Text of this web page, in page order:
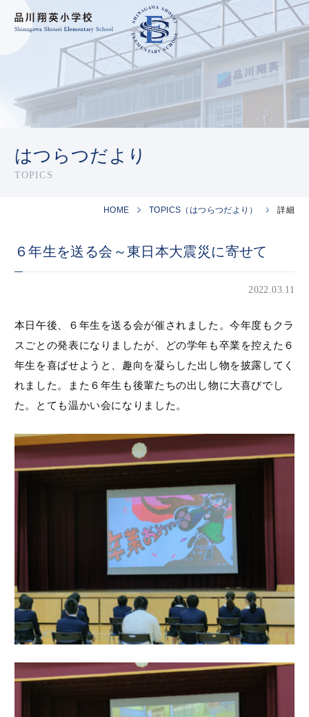
はつらつだより
TOPICS
HOME TOPICS（はつらつだより） 詳細
６年生を送る会～東日本大震災に寄せて
2022.03.11
本日午後、６年生を送る会が催されました。今年度もクラ
スごとの発表になりましたが、どの学年も卒業を控えた６
年生を喜ばせようと、趣向を凝らした出し物を披露してく
れました。また６年生も後輩たちの出し物に大喜びでし
た。とても温かい会になりました。